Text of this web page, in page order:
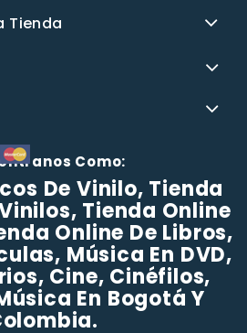
Tienda
Como:
De Vinilo, Tienda
Tienda Online
Online De Libros,
Música En DVD,
Cine, Cinéfilos,
En Bogotá Y